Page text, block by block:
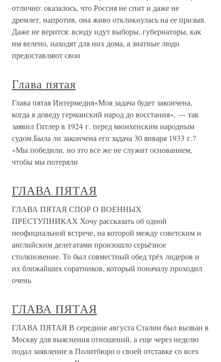
отлично: оказалось, что Россия не спит и даже не
дремлет, напротив, она живо откликнулась на ее призыв.
Даже не верится: всюду идут выборы, губернаторы, как
им велено, находят для них дома, а знатные люди
предоставляют свои
Глава пятая
Глава пятая Интермедия«Моя задача будет закончена,
когда я доведу германский народ до восстания», — так
заявил Гитлер в 1924 г. перед мюнхенским народным
судом.Была ли закончена его задача 30 января 1933 г.?
«Мы победили, но это все же не служит основанием,
чтобы мы потеряли
ГЛАВА ПЯТАЯ
ГЛАВА ПЯТАЯ СПОР О ВОЕННЫХ
ПРЕСТУПНИКАХ Хочу рассказать об одной
неофициальной встрече, на которой между советским и
английским делегатами произошло серьёзное
столкновение. То был совместный обед трёх лидеров и
их ближайших соратников, который поначалу проходил
очень
ГЛАВА ПЯТАЯ
ГЛАВА ПЯТАЯ В середине августа Сталин был вызван в
Москву для выяснения отношений, а еще через неделю
подал заявление в Политбюро о своей отставке со всех